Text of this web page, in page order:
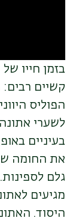
בזמן חייו
קשיים
הפוליס
לשערי
בעיניים
את החומה
גלם
מגיעים
היסוד.